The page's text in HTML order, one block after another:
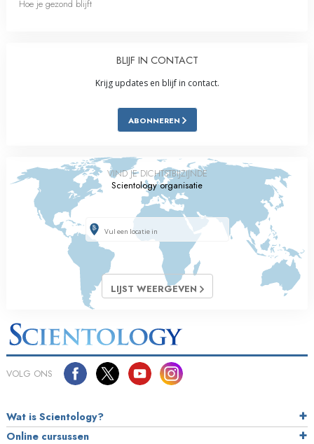
Hoe je gezond blijft
BLIJF IN CONTACT
Krijg updates en blijf in contact.
ABONNEREN
VIND JE DICHTSTBIJZIJNDE
Scientology organisatie
LIJST WEERGEVEN
VOLG ONS
Wat is Scientology?
Online cursussen